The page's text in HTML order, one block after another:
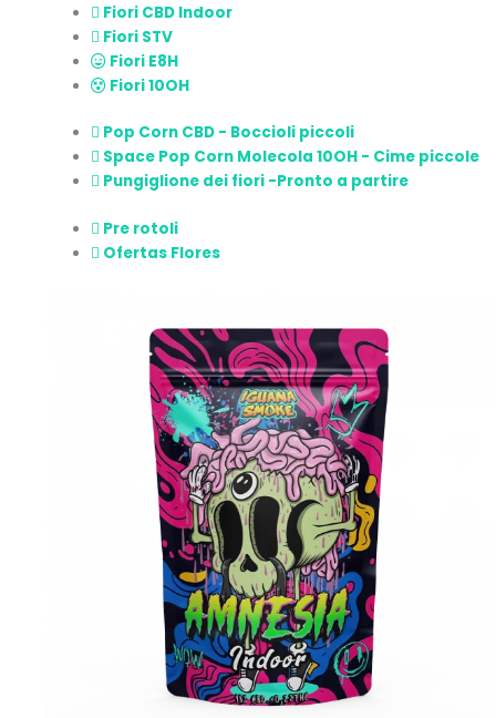
Fiori CBD Indoor
Fiori STV
Fiori E8H
Fiori 10OH
Pop Corn CBD - Boccioli piccoli
Space Pop Corn Molecola 10OH - Cime piccole
Pungiglione dei fiori -Pronto a partire
Pre rotoli
Ofertas Flores